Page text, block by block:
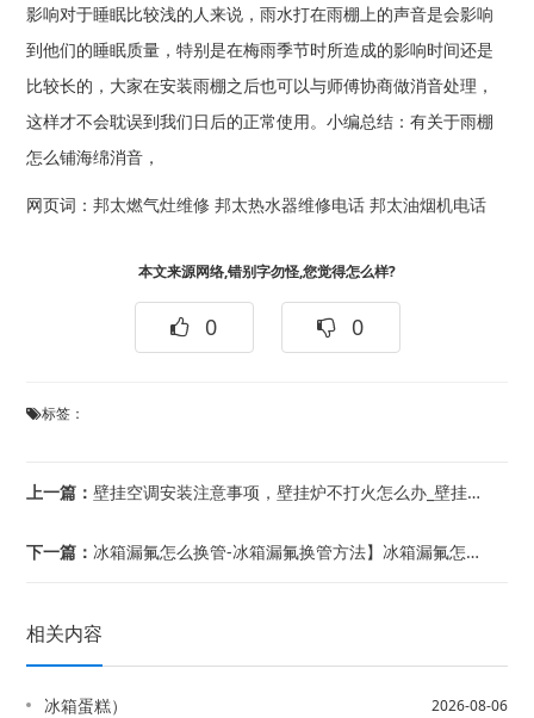
影响对于睡眠比较浅的人来说，雨水打在雨棚上的声音是会影响
到他们的睡眠质量，特别是在梅雨季节时所造成的影响时间还是
比较长的，大家在安装雨棚之后也可以与师傅协商做消音处理，
这样才不会耽误到我们日后的正常使用。小编总结：有关于雨棚
怎么铺海绵消音，
网页词：邦太燃气灶维修 邦太热水器维修电话 邦太油烟机电话
本文来源网络,错别字勿怪,您觉得怎么样?
0 0
标签：
上一篇：壁挂空调安装注意事项，壁挂炉不打火怎么办_壁挂炉不打火解决方法
下一篇：冰箱漏氟怎么换管-冰箱漏氟换管方法】冰箱漏氟怎么判断 冰箱漏氟判断方法
相关内容
冰箱蛋糕） 2026-08-06